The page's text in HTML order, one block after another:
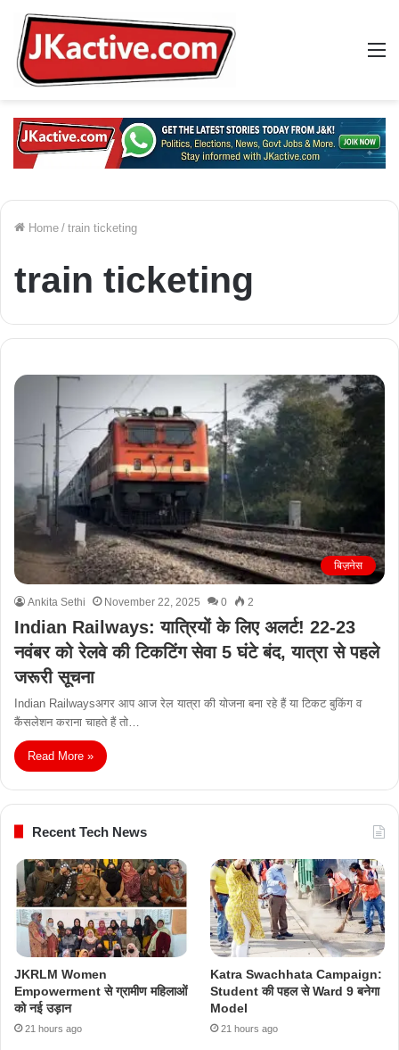
Home / train ticketing
train ticketing
बिज़नेस
Ankita Sethi November 22, 2025 0 2
Indian Railways: यात्रियों के लिए अलर्ट! 22-23
नवंबर को रेलवे की टिकटिंग सेवा 5 घंटे बंद, यात्रा से पहले
जरूरी सूचना
Indian Railwaysअगर आप आज रेल यात्रा की योजना बना रहे हैं या टिकट बुकिंग व
कैंसलेशन कराना चाहते हैं तो…
Read More »
Recent Tech News
JKRLM Women
Empowerment से ग्रामीण महिलाओं
को नई उड़ान
21 hours ago
Katra Swachhata Campaign:
Student की पहल से Ward 9 बनेगा
Model
21 hours ago